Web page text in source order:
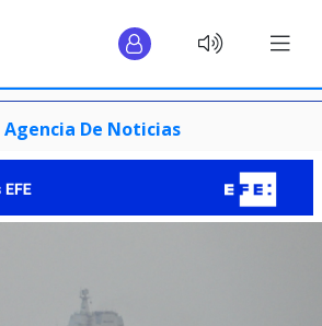
Agencia De Noticias